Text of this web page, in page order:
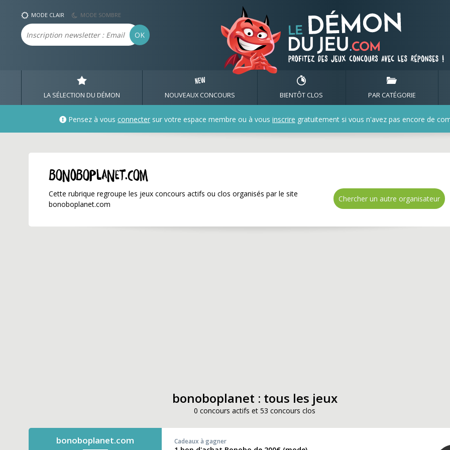
bonoboplanet.com ✅ Gagnez de nombreux
MODE CLAIR MODE SOMBRE
Email OK
LA SÉLECTION DU DÉMON NOUVEAUX CONCOURS BIENTÔT CLOS PAR CATÉGORIE
Pensez à vous connecter sur votre espace membre ou à vous inscrire gratuitement si vous n'avez pas encore de
bonoboplanet.com
Cette rubrique regroupe les jeux concours actifs ou clos organisés par le site
bonoboplanet.com
Chercher un autre organisateur
bonoboplanet : tous les jeux
0 concours actifs et 53 concours clos
bonoboplanet.com Cadeaux à gagner